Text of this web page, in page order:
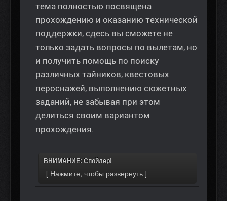
тема полностью посвящена
прохождению и оказанию технической
поддержки, сдесь вы сможете не
только задать вопросы по вылетам, но
и получить помощь по поиску
различных тайников, квестовых
пероснажей, выполнению сюжетных
заданий, не забывая при этом
делиться своим вариантом
прохождения.
ВНИМАНИЕ: Спойлер!